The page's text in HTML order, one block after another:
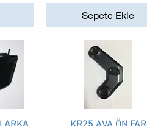
Sepete Ekle